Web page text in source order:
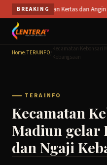
Skip
to
content
BREAKING
Tumpukan Kertas dan Angin
Home /TERAINFO
Kecamatan Kebonsari
Kebangsaan
TERAINFO
Kecamatan
Madiun gelar
dan Ngaji